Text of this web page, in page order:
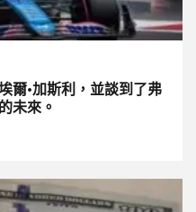
爾·加斯利，並談到了弗
未來。